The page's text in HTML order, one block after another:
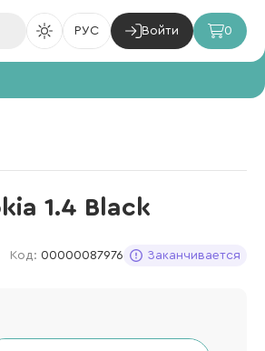
РУС Войти 0
1.4 Black
Код: 00000087976 Заканчивается